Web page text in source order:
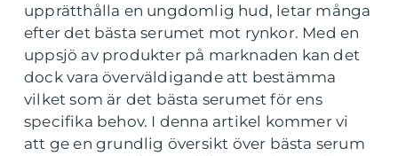
upprätthålla en ungdomlig hud, letar många
efter det bästa serumet mot rynkor. Med en
uppsjö av produkter på marknaden kan det
dock vara överväldigande att bestämma
vilket som är det bästa serumet för ens
specifika behov. I denna artikel kommer vi
att ge en grundlig översikt över bästa serum